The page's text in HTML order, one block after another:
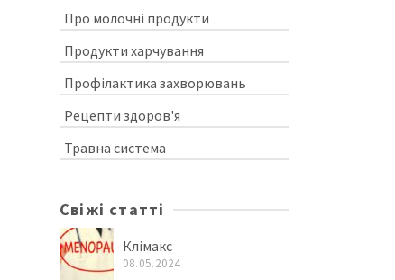
Про молочні продукти
Продукти харчування
Профілактика захворювань
Рецепти здоров'я
Травна система
Свіжі статті
Клімакс
08.05.2024